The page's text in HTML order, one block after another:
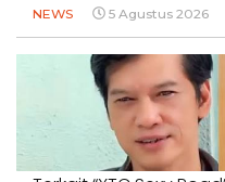
NEWS 5 Agustus 2026